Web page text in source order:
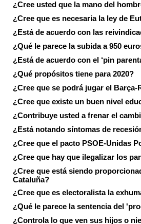
¿Cree usted que la mano del
¿Cree que es necesaria la ley de
¿Está de acuerdo con las
¿Qué le parece la subida a 950
¿Está de acuerdo con el ‘pin
¿Qué propósitos tiene para 2020?
¿Cree que se podrá jugar el Barça-
¿Cree que existe un buen nivel
¿Contribuye usted a frenar el
¿Está notando síntomas de
¿Cree que el pacto PSOE-Unidas
¿Cree que hay que ilegalizar los
¿Cree que está siendo
Cataluña?
¿Cree que es electoralista la
¿Qué le parece la sentencia del
¿Controla lo que ven sus hijos o